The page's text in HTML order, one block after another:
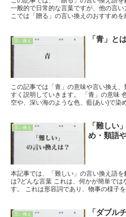
一般的で日常的な言葉ですが、他の言
こでは「贈る」の言い換えのおすすめを
言い換え 「青」と
この記事では「青」の意味や言い換え
すく説明していきます。 「青」の意味
空や、深い海のような色、藍(あい)で染
言い換え
「難しい
め・類語
本記事では、「難しい」の言い換え語
は?どんな言葉 これは、何かが簡単で
す。 これは形容詞であり、物事の様子
言い換え
「ダブル